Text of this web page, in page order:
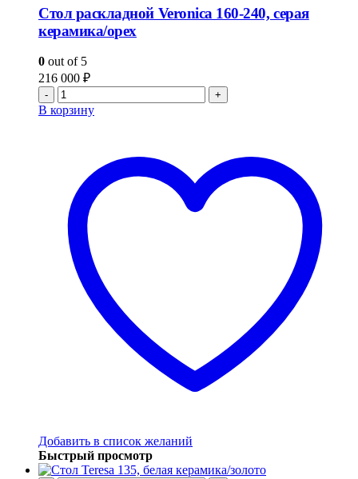
Стол раскладной Veronica 160-240, серая
керамика/орех
0 out of 5
216 000 ₽
- +
В корзину
Добавить в список желаний
Быстрый просмотр